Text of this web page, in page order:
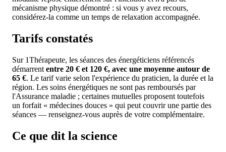
mécanisme physique démontré : si vous y avez recours,
considérez-la comme un temps de relaxation accompagnée.
Tarifs constatés
Sur 1Thérapeute, les séances des énergéticiens référencés
démarrent entre 20 € et 120 €, avec une moyenne autour de
65 €. Le tarif varie selon l'expérience du praticien, la durée et la
région. Les soins énergétiques ne sont pas remboursés par
l'Assurance maladie ; certaines mutuelles proposent toutefois
un forfait « médecines douces » qui peut couvrir une partie des
séances — renseignez-vous auprès de votre complémentaire.
Ce que dit la science